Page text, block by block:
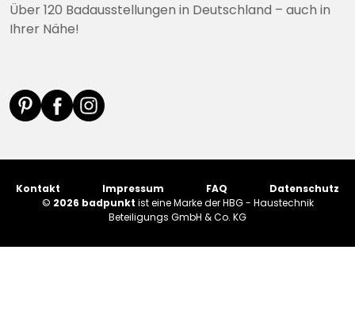
Über 120 Badausstellungen in Deutschland – auch in
Ihrer Nähe!
© 2026 badpunkt ist eine Marke der HBG - Haustechnik
Beteiligungs GmbH & Co. KG
Kontakt Impressum FAQ Datenschutz